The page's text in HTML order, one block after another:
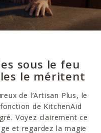
sous le feu
le méritent
de l’Artisan Plus, le
de KitchenAid
Voyez clairement ce
et regardez la magie